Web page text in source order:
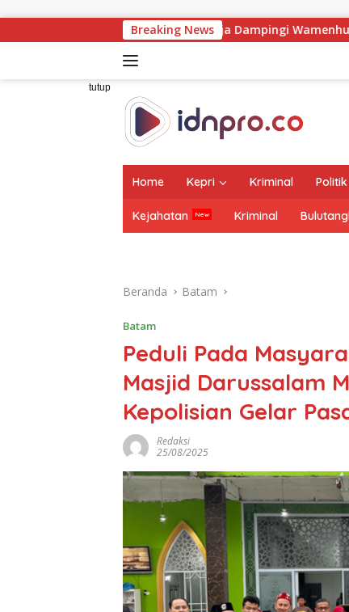
konten
Breaking News
Jasa Raharja Dampingi Wamenhub Tinjau Penanganan
tutup
Home Kepri Kriminal Politik
Kejahatan Kriminal
Beranda Batam
Batam
Peduli Pada
Masjid Darussalam
Kepolisian Gelar
Redaksi
25/08/2025